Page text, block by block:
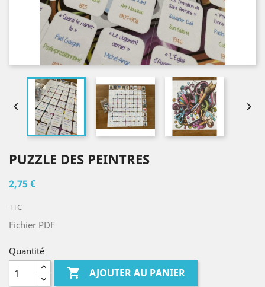
 
PUZZLE DES PEINTRES
2,75 €
TTC
Fichier PDF
Quantité
 AJOUTER AU PANIER